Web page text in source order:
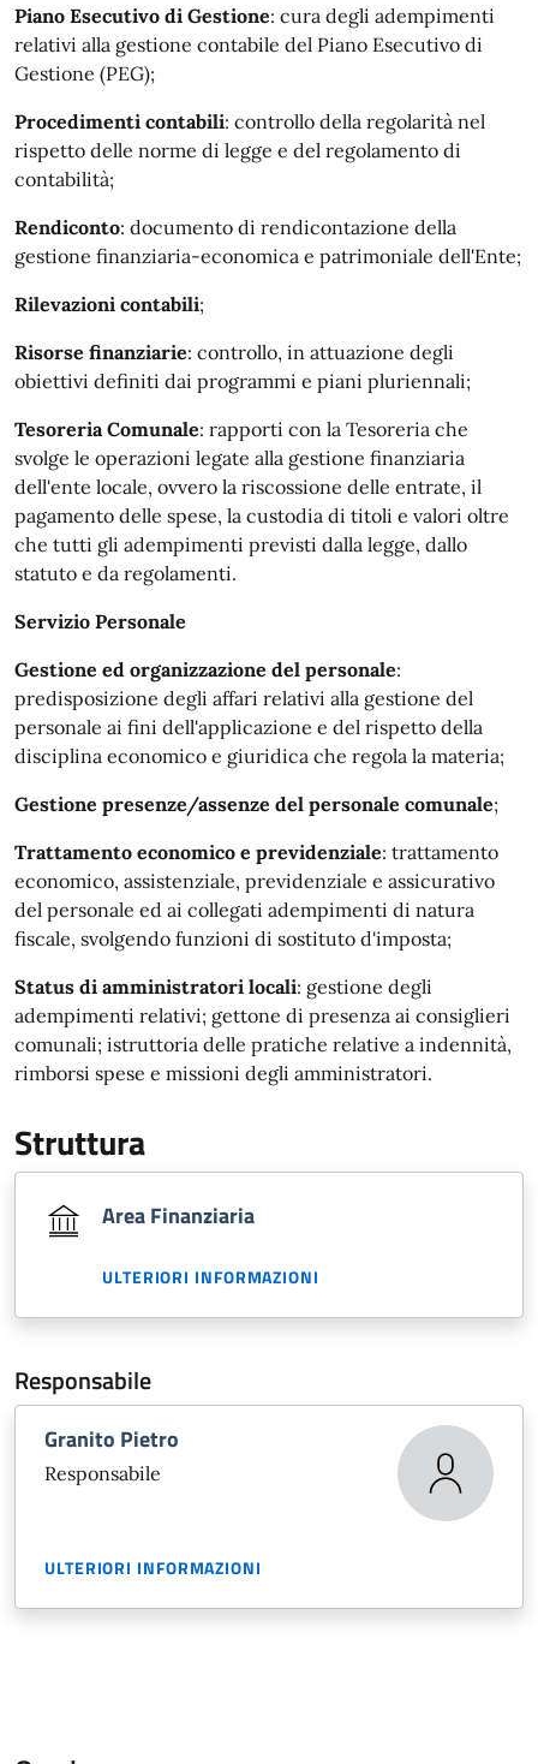
Piano Esecutivo di Gestione: cura degli adempimenti
relativi alla gestione contabile del Piano Esecutivo di
Gestione (PEG);
Procedimenti contabili: controllo della regolarità nel
rispetto delle norme di legge e del regolamento di
contabilità;
Rendiconto: documento di rendicontazione della
gestione finanziaria-economica e patrimoniale dell'Ente;
Rilevazioni contabili;
Risorse finanziarie: controllo, in attuazione degli
obiettivi definiti dai programmi e piani pluriennali;
Tesoreria Comunale: rapporti con la Tesoreria che
svolge le operazioni legate alla gestione finanziaria
dell'ente locale, ovvero la riscossione delle entrate, il
pagamento delle spese, la custodia di titoli e valori oltre
che tutti gli adempimenti previsti dalla legge, dallo
statuto e da regolamenti.
Servizio Personale
Gestione ed organizzazione del personale:
predisposizione degli affari relativi alla gestione del
personale ai fini dell'applicazione e del rispetto della
disciplina economico e giuridica che regola la materia;
Gestione presenze/assenze del personale comunale;
Trattamento economico e previdenziale: trattamento
economico, assistenziale, previdenziale e assicurativo
del personale ed ai collegati adempimenti di natura
fiscale, svolgendo funzioni di sostituto d'imposta;
Status di amministratori locali: gestione degli
adempimenti relativi; gettone di presenza ai consiglieri
comunali; istruttoria delle pratiche relative a indennità,
rimborsi spese e missioni degli amministratori.
Struttura
Area Finanziaria
ULTERIORI INFORMAZIONI
Responsabile
Granito Pietro
Responsabile
ULTERIORI INFORMAZIONI